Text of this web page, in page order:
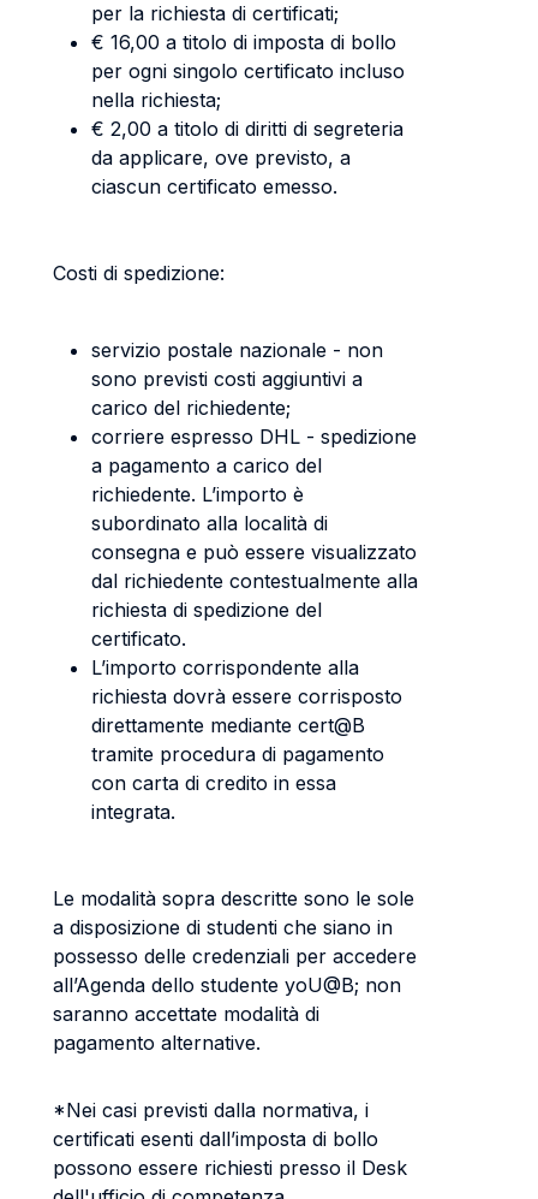
per la richiesta di certificati;
€ 16,00 a titolo di imposta di bollo
per ogni singolo certificato incluso
nella richiesta;
€ 2,00 a titolo di diritti di segreteria
da applicare, ove previsto, a
ciascun certificato emesso.
Costi di spedizione:
servizio postale nazionale - non
sono previsti costi aggiuntivi a
carico del richiedente;
corriere espresso DHL - spedizione
a pagamento a carico del
richiedente. L’importo è
subordinato alla località di
consegna e può essere visualizzato
dal richiedente contestualmente alla
richiesta di spedizione del
certificato.
L’importo corrispondente alla
richiesta dovrà essere corrisposto
direttamente mediante cert@B
tramite procedura di pagamento
con carta di credito in essa
integrata.
Le modalità sopra descritte sono le sole
a disposizione di studenti che siano in
possesso delle credenziali per accedere
all’Agenda dello studente yoU@B; non
saranno accettate modalità di
pagamento alternative.
*Nei casi previsti dalla normativa, i
certificati esenti dall’imposta di bollo
possono essere richiesti presso il Desk